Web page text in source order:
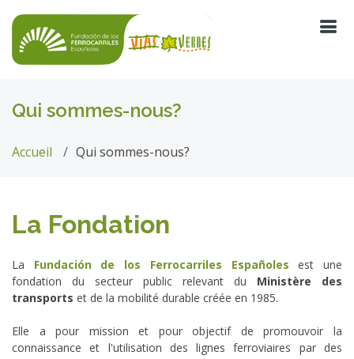
Qui sommes-nous?
Accueil Qui sommes-nous?
La Fondation
La Fundación de los Ferrocarriles Españoles est une
fondation du secteur public relevant du Ministère des
transports et de la mobilité durable créée en 1985.
Elle a pour mission et pour objectif de promouvoir la
connaissance et l'utilisation des lignes ferroviaires par des